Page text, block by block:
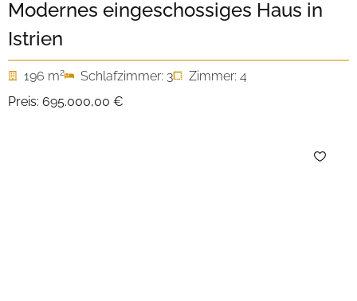
Modernes eingeschossiges Haus in
Istrien
196 m2 Schlafzimmer: 3
Zimmer: 4
Preis: 695.000,00 €